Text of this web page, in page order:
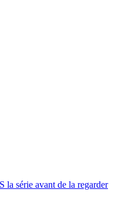
la série avant de la regarder